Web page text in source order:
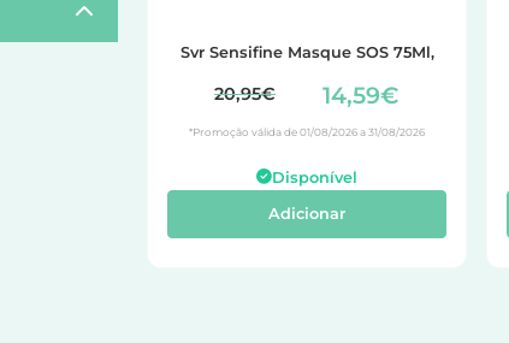
Svr Sensifine Masque SOS 75Ml,
20,95€ 14,59€
*Promoção válida de 01/08/2026 a 31/08/2026
Disponível
Adicionar